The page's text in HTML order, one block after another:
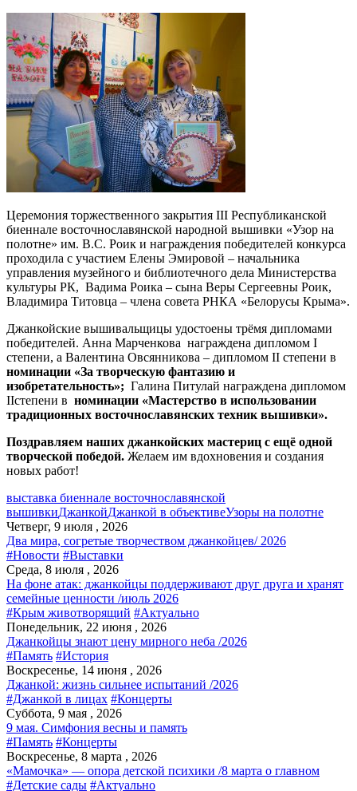
Церемония торжественного закрытия III Республиканской
биеннале восточнославянской народной вышивки «Узор на
полотне» им. В.С. Роик и награждения победителей конкурса
проходила с участием Елены Эмировой – начальника
управления музейного и библиотечного дела Министерства
культуры РК, Вадима Роика – сына Веры Сергеевны Роик,
Владимира Титовца – члена совета РНКА «Белорусы Крыма».
Джанкойские вышивальщицы удостоены трёмя дипломами
победителей. Анна Марченкова награждена дипломом I
степени, а Валентина Овсянникова – дипломом II степени в
номинации «За творческую фантазию и
изобретательность»; Галина Питулай награждена дипломом
IIстепени в номинации «Мастерство в использовании
традиционных восточнославянских техник вышивки».
Поздравляем наших джанкойских мастериц с ещё одной
творческой победой. Желаем им вдохновения и создания
новых работ!
выставка биеннале восточнославянской
вышивкиДжанкойДжанкой в объективеУзоры на полотне
Четверг, 9 июля , 2026
Два мира, согретые творчеством джанкойцев/ 2026
#Новости #Выставки
Среда, 8 июля , 2026
На фоне атак: джанкойцы поддерживают друг друга и хранят
семейные ценности /июль 2026
#Крым животворящий #Актуально
Понедельник, 22 июня , 2026
Джанкойцы знают цену мирного неба /2026
#Память #История
Воскресенье, 14 июня , 2026
Джанкой: жизнь сильнее испытаний /2026
#Джанкой в лицах #Концерты
Суббота, 9 мая , 2026
9 мая. Симфония весны и память
#Память #Концерты
Воскресенье, 8 марта , 2026
«Мамочка» — опора детской психики /8 марта о главном
#Детские сады #Актуально